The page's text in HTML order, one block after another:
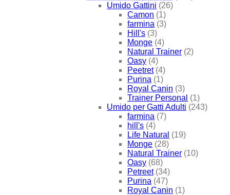
Umido Gattini (26)
Camon (1)
farmina (3)
Hill's (3)
Monge (4)
Natural Trainer (2)
Oasy (4)
Peetret (4)
Purina (1)
Royal Canin (3)
Trainer Personal (1)
Umido per Gatti Adulti (243)
farmina (7)
hill's (4)
Life Natural (19)
Monge (28)
Natural Trainer (10)
Oasy (68)
Petreet (34)
Purina (47)
Royal Canin (1)